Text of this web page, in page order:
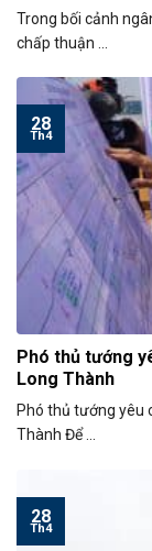
Trong bối cảnh
chấp thuận ...
Phó thủ tướng
Long Thành
Phó thủ tướng yêu
Thành Để ...
28
Th4
28
Th4